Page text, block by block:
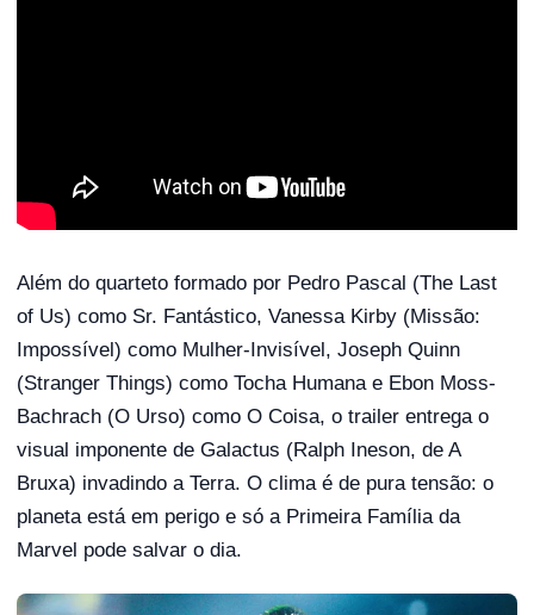
Além do quarteto formado por Pedro Pascal (The Last
of Us) como Sr. Fantástico, Vanessa Kirby (Missão:
Impossível) como Mulher-Invisível, Joseph Quinn
(Stranger Things) como Tocha Humana e Ebon Moss-
Bachrach (O Urso) como O Coisa, o trailer entrega o
visual imponente de Galactus (Ralph Ineson, de A
Bruxa) invadindo a Terra. O clima é de pura tensão: o
planeta está em perigo e só a Primeira Família da
Marvel pode salvar o dia.